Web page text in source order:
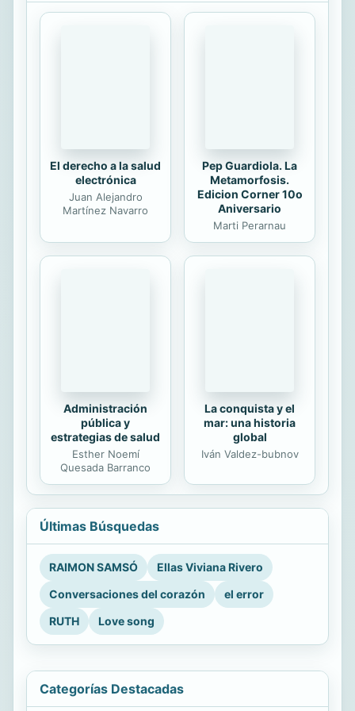
El derecho a la salud
electrónica
Juan Alejandro
Martínez Navarro
Pep Guardiola. La
Metamorfosis.
Edicion Corner 10o
Aniversario
Marti Perarnau
Administración
pública y
estrategias de salud
Esther Noemí
Quesada Barranco
La conquista y el
mar: una historia
global
Iván Valdez-bubnov
Últimas Búsquedas
RAIMON SAMSÓ
Ellas Viviana Rivero
Conversaciones del corazón
el error
RUTH
Love song
Categorías Destacadas